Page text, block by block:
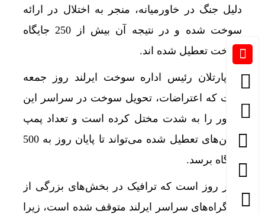
دلیل جنگ در خاورمیانه، منجر به اختلال در ارائه
سوخت شده و در نتیجه آن بیش از 250 جایگاه
سوخت تعطیل شده اند.
مک‌پارتلان رئیس اداره سوخت ایرلند روز جمعه
گفت که اعتراضات، تحویل سوخت در سراسر این
کشور را به شدت مختل کرده است و تعداد پمپ
بنزین‌های تعطیل شده می‌تواند تا پایان روز به 500
جایگاه برسد.
چهار روز است که ترافیک در بخش‌های بزرگی از
بزرگراه‌های سراسر ایرلند متوقف شده است، زیرا